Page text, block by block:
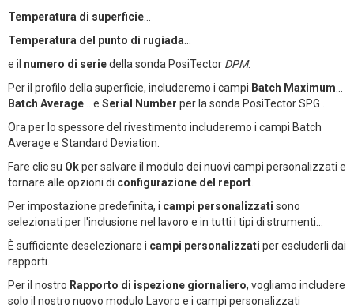
Temperatura di superficie
Temperatura del punto di rugiada
e il numero di seriedella sonda PosiTector DPM.
Per il profilo della superficie, includeremo i campi Batch Maximum
Batch Average ... e Serial Number per la sonda PosiTector SPG .
Ora per lo spessore del rivestimento includeremo i campi Batch
Average e Standard Deviation.
Fare clic su Okper salvare il modulo dei nuovi campi personalizzati e
tornare alle opzioni di configurazione del report
Per impostazione predefinita, i campi personalizzati sono
selezionati per l'inclusione nel lavoro e in tutti i tipi di strumenti...
È sufficiente deselezionare i campi personalizzati per escluderli dai
rapporti.
Per il nostro Rapporto di ispezione giornaliero, vogliamo includere
solo il nostro nuovo modulo Lavoro e i campi personalizzati